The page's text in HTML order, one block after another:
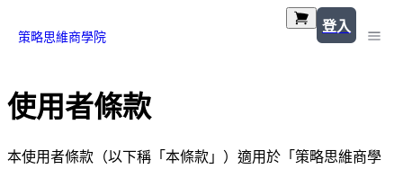
策略思維商學院
登入
使用者條款
本使用者條款（以下稱「本條款」）適用於「策略思維商學